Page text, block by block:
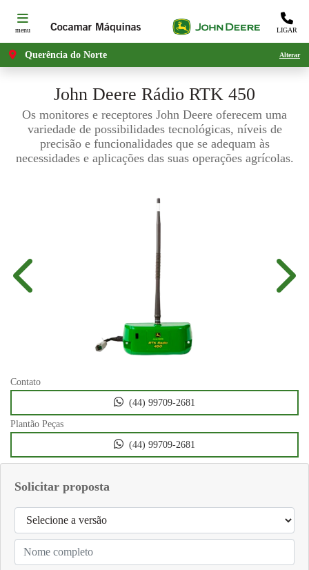
menu LIGAR
Querência do Norte Alterar
John Deere Rádio RTK 450
Os monitores e receptores John Deere oferecem uma
variedade de possibilidades tecnológicas, níveis de
precisão e funcionalidades que se adequam às
necessidades e aplicações das suas operações agrícolas.
Solicitar proposta
Anterior
Contato
(44) 99709-2681
Plantão Peças
(44) 99709-2681